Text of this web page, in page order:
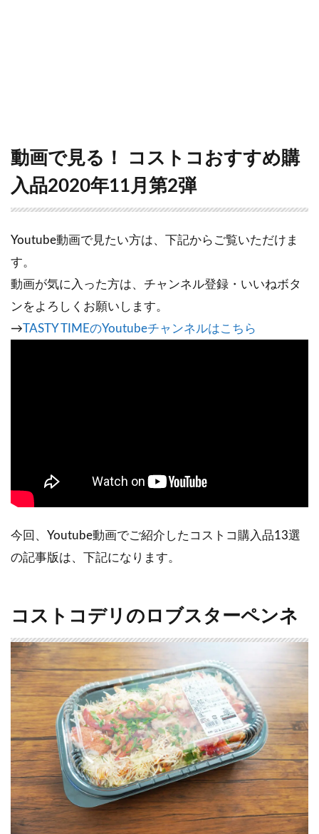
動画で見る！ コストコおすすめ購
入品2020年11月第2弾
Youtube動画で見たい方は、下記からご覧いただけま
す。
動画が気に入った方は、チャンネル登録・いいねボタ
ンをよろしくお願いします。
→TASTY TIMEのYoutubeチャンネルはこちら
今回、Youtube動画でご紹介したコストコ購入品13選
の記事版は、下記になります。
コストコデリのロブスターペンネ